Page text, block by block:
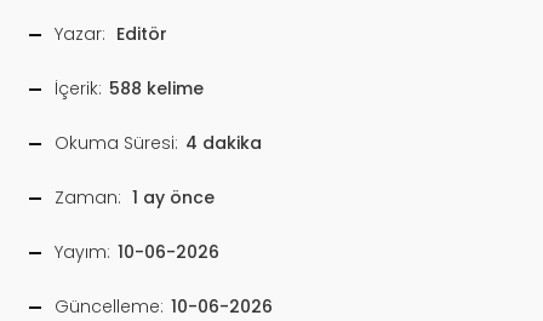
Yazar: Editör
İçerik: 588 kelime
Okuma Süresi: 4 dakika
Zaman: 1 ay önce
Yayım: 10-06-2026
Güncelleme: 10-06-2026